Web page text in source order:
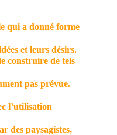
qui a donné forme
et leurs désirs.
construire de tels
pas prévue.
l’utilisation
des paysagistes,